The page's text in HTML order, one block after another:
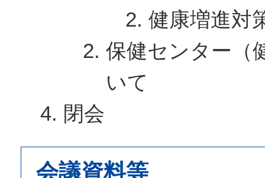
健康増進対
保健センター（
いて
閉会
会議資料等